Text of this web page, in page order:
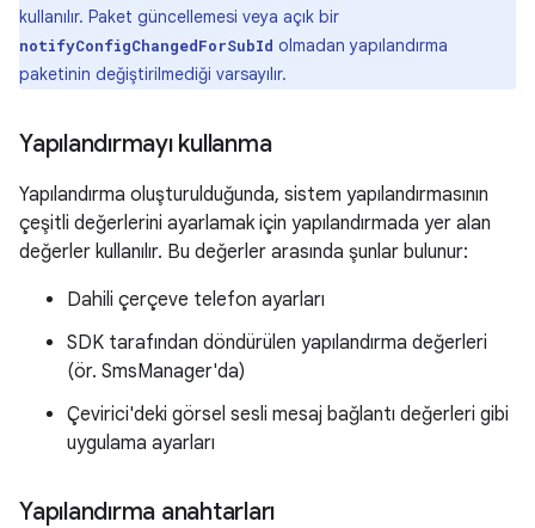
kullanılır. Paket güncellemesi veya açık bir
notifyConfigChangedForSubId olmadan yapılandırma
paketinin değiştirilmediği varsayılır.
Yapılandırmayı kullanma
Yapılandırma oluşturulduğunda, sistem yapılandırmasının
çeşitli değerlerini ayarlamak için yapılandırmada yer alan
değerler kullanılır. Bu değerler arasında şunlar bulunur:
Dahili çerçeve telefon ayarları
SDK tarafından döndürülen yapılandırma değerleri
(ör. SmsManager'da)
Çevirici'deki görsel sesli mesaj bağlantı değerleri gibi
uygulama ayarları
Yapılandırma anahtarları